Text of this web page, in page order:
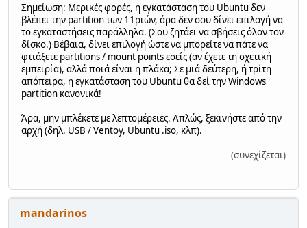
Σημείωση: Μερικές φορές, η εγκατάσταση του Ubuntu δεν
βλέπει την partition των 11ριών, άρα δεν σου δίνει επιλογή να
το εγκαταστήσεις παράλληλα. (Σου ζητάει να σβήσεις όλον τον
δίσκο.) Βέβαια, δίνει επιλογή ώστε να μπορείτε να πάτε να
φτιάξετε partitions / mount points εσείς (αν έχετε τη σχετική
εμπειρία), αλλά ποιά είναι η πλάκα; Σε μιά δεύτερη, ή τρίτη
απόπειρα, η εγκατάσταση του Ubuntu θα δεί την Windows
partition κανονικά!
Άρα, μην μπλέκετε με λεπτομέρειες. Απλώς, ξεκινήστε από την
αρχή (δηλ. USB / Ventoy, Ubuntu .iso, κλπ).
(συνεχίζεται)
mandarinos